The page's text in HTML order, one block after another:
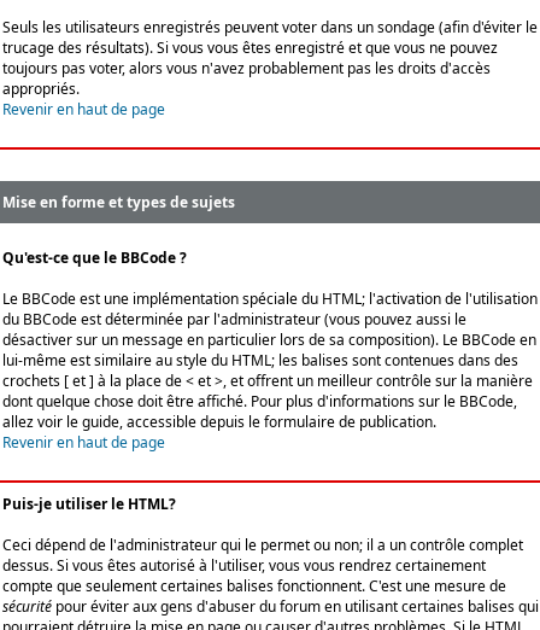
Seuls les utilisateurs enregistrés peuvent voter dans un sondage (afin d'éviter le
trucage des résultats). Si vous vous êtes enregistré et que vous ne pouvez
toujours pas voter, alors vous n'avez probablement pas les droits d'accès
appropriés.
Revenir en haut de page
Mise en forme et types de sujets
Qu'est-ce que le BBCode ?
Le BBCode est une implémentation spéciale du HTML; l'activation de l'utilisation
du BBCode est déterminée par l'administrateur (vous pouvez aussi le
désactiver sur un message en particulier lors de sa composition). Le BBCode en
lui-même est similaire au style du HTML; les balises sont contenues dans des
crochets [ et ] à la place de < et >, et offrent un meilleur contrôle sur la manière
dont quelque chose doit être affiché. Pour plus d'informations sur le BBCode,
allez voir le guide, accessible depuis le formulaire de publication.
Revenir en haut de page
Puis-je utiliser le HTML?
Ceci dépend de l'administrateur qui le permet ou non; il a un contrôle complet
dessus. Si vous êtes autorisé à l'utiliser, vous vous rendrez certainement
compte que seulement certaines balises fonctionnent. C'est une mesure de
sécurité pour éviter aux gens d'abuser du forum en utilisant certaines balises qui